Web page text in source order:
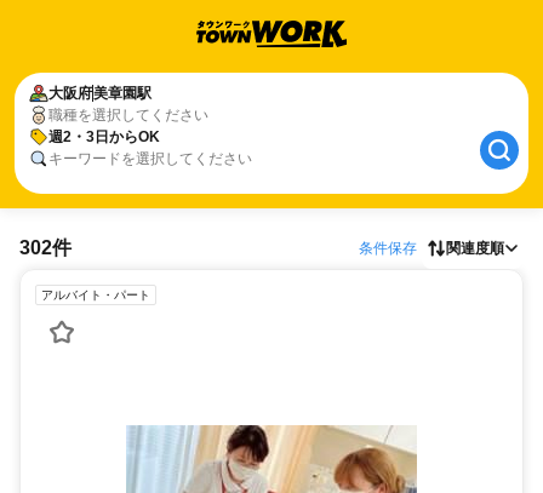
大阪府美章園駅
職種を選択してください
週2・3日からOK
キーワードを選択してください
302件 条件保存 関連度順
アルバイト・パート